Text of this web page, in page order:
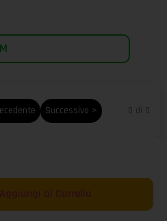
Successivo > 0 di 0
Aggiungi al Carrello